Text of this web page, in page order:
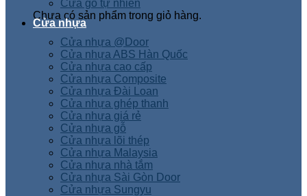
Chưa có sản phẩm trong giỏ hàng.
Cửa gỗ tự nhiên
Cửa nhựa
Cửa nhựa @Door
Cửa nhựa ABS Hàn Quốc
Cửa nhựa cao cấp
Cửa nhựa Composite
Cửa nhựa Đài Loan
Cửa nhựa ghép thanh
Cửa nhựa giá rẻ
Cửa nhựa gỗ
Cửa nhựa lõi thép
Cửa nhựa Malaysia
Cửa nhựa nhà tắm
Cửa nhựa Sài Gòn Door
Cửa nhựa Sungyu